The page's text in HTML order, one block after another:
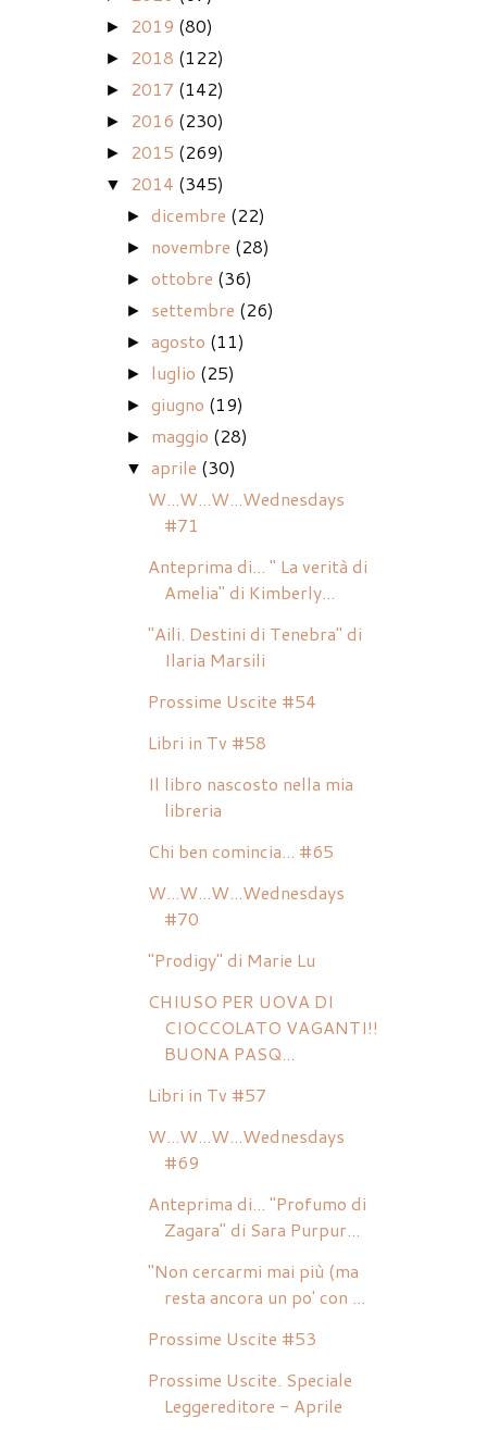
► 2019 (80)
► 2018 (122)
► 2017 (142)
► 2016 (230)
► 2015 (269)
▼ 2014 (345)
►dicembre (22)
► novembre (28)
►ottobre (36)
► settembre (26)
►agosto (11)
► luglio (25)
►giugno (19)
► maggio (28)
▼ aprile (30)
W...W...W...Wednesdays
#71
Anteprima di... " La verità di
Amelia" di Kimberly...
"Aili. Destini di Tenebra" di
Ilaria Marsili
Prossime Uscite #54
Libri in Tv #58
Il libro nascosto nella mia
libreria
Chi ben comincia... #65
W...W...W...Wednesdays
#70
"Prodigy" di Marie Lu
CHIUSO PER UOVA DI
CIOCCOLATO VAGANTI!!
BUONA PASQ...
Libri in Tv #57
W...W...W...Wednesdays
#69
Anteprima di... "Profumo di
Zagara" di Sara Purpur...
"Non cercarmi mai più (ma
resta ancora un po' con ...
Prossime Uscite #53
Prossime Uscite. Speciale
Leggereditore - Aprile